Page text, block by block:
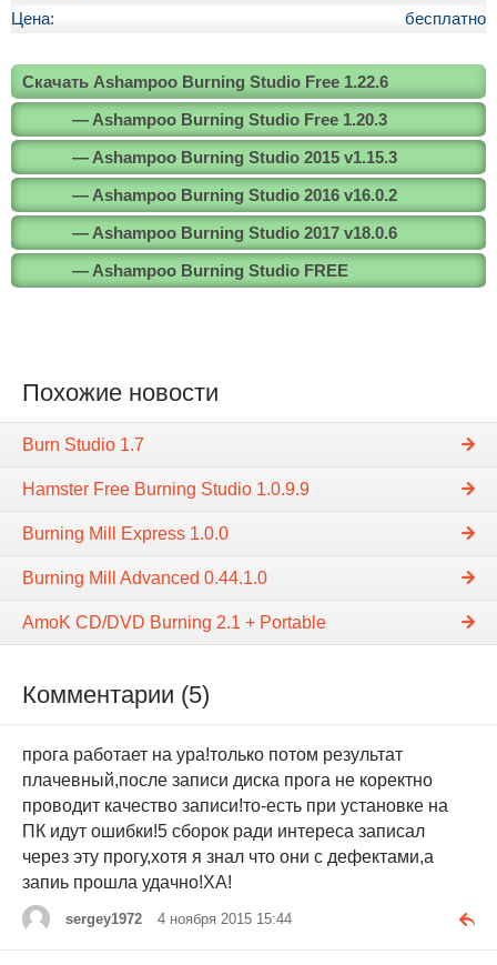
Цена:
бесплатно
Скачать Ashampoo Burning Studio Free 1.22.6
— Ashampoo Burning Studio Free 1.20.3
— Ashampoo Burning Studio 2015 v1.15.3
— Ashampoo Burning Studio 2016 v16.0.2
— Ashampoo Burning Studio 2017 v18.0.6
— Ashampoo Burning Studio FREE
Похожие новости
Burn Studio 1.7
Hamster Free Burning Studio 1.0.9.9
Burning Mill Express 1.0.0
Burning Mill Advanced 0.44.1.0
AmoK CD/DVD Burning 2.1 + Portable
Комментарии (5)
прога работает на ура!только потом результат
плачевный,после записи диска прога не коректно
проводит качество записи!то-есть при установке на
ПК идут ошибки!5 сборок ради интереса записал
через эту прогу,хотя я знал что они с дефектами,а
запиь прошла удачно!ХА!
sergey1972 4 ноября 2015 15:44